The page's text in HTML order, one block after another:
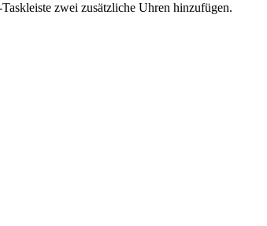
zwei zusätzliche Uhren hinzufügen.